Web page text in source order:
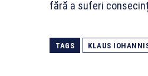
fără a suferi
TAGS KLAUS